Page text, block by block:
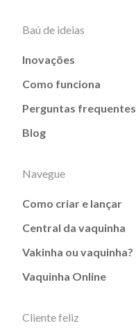
Baú de ideias
Inovações
Como funciona
Perguntas frequentes
Blog
Navegue
Como criar e lançar
Central da vaquinha
Vakinha ou vaquinha?
Vaquinha Online
Cliente feliz